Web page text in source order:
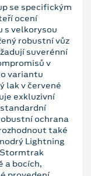
se specifickým
ocení
s velkorysou
robustní vůz
suverénní
v
variantu
lak v červené
exkluzivní
ochrana
také
Lightning
a bocích,